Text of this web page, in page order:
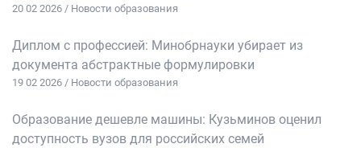
20 02 2026 / Новости образования
Диплом с профессией: Минобрнауки убирает из
документа абстрактные формулировки
19 02 2026 / Новости образования
Образование дешевле машины: Кузьминов оценил
доступность вузов для российских семей